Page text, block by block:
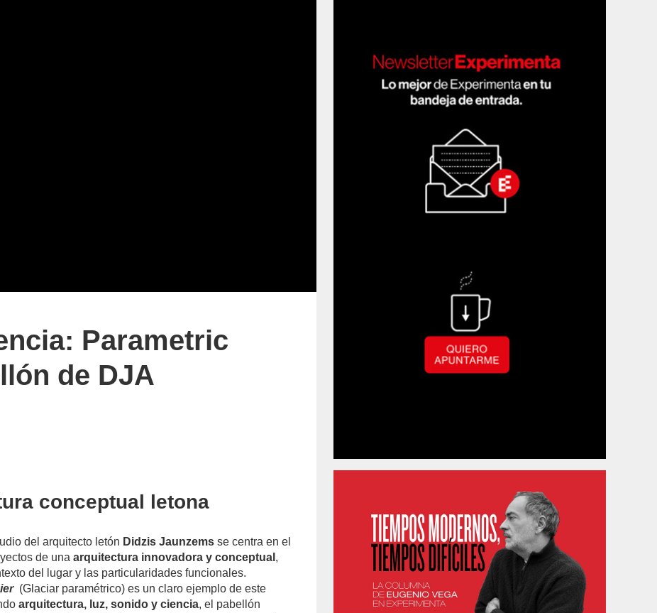
Parametric
de DJA
conceptual letona
del arquitecto letón Didzis Jaunzems se centra en el
de unaarquitectura innovadora y conceptual ,
del lugar y las particularidades funcionales.
(Glaciar paramétrico) es un claro ejemplo de este
arquitectura, luz, sonido y ciencia, el pabellón